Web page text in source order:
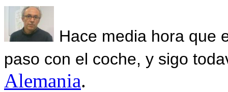
Hace media hora que
paso con el coche, y sigo
Alemania.